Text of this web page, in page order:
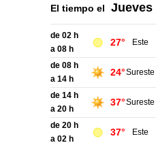
El tiempo el Jueves
de 02 h
a 08 h
27° Este
de 08 h
a 14 h
24°Sureste
de 14 h
a 20 h
37°Sureste
de 20 h
a 02 h
37° Este